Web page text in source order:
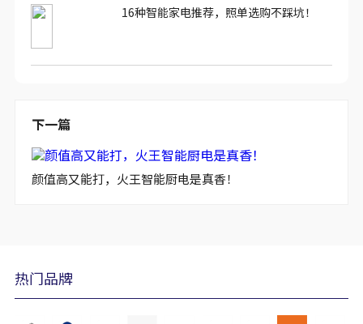
16种智能家电推荐，照单选购不踩坑！
下一篇
颜值高又能打，火王智能厨电是真香！
热门品牌